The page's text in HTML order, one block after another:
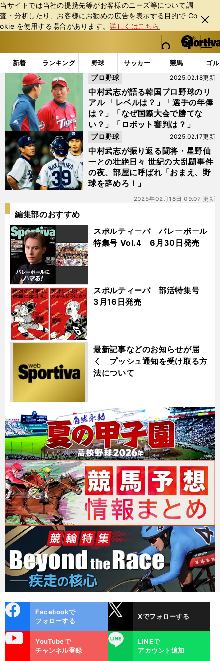
当サイトでは当社の提携先等がお客様のニーズ等について調
査・分析したり、お客様にお勧めの広告を表⽰する⽬的で Co
okie を使⽤する場合があります。詳しくはこちら
閉じ
る
web Sportiva (webスポルティーバ)
検索
マイペ
ー
ジ
メニュ
新着 ランキング 野球 サッカー 競馬 ゴ
b
ス
テ
ィ
ー
バ
「#起亜タイガース」の最新ニュース・ 情報
中村武志が語る韓国プロ野球のリ
アル 「レベルは？」「選手の年俸
は？」「なぜ国際大会で勝てな
い？」「ロボット審判は？」
2025.02.18更新
プロ野球
中村武志が振り返る闘将・星野仙
一との壮絶日々 世紀の大乱闘事件
の夜、部屋に呼ばれ「おまえ、野
球を辞めろ！」
2025.02.17更新
プロ野球
2025年02月18日 09:07 更新
編集部のおすすめ
スポルティーバ バレーボール
特集号 Vol.4 6月30日発売
スポルティーバ 部活特集号
3月16日発売
最新記事などのお知らせが届
く プッシュ通知を受け取る方
法について
ok
Facebookで
フォローする
Xでフォローする
YouTubeで
チャンネル登録
LINE
LINEで
アカウント追加